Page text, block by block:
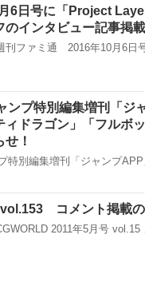
6日号に「Project
インタビュー記事掲
刊ファミ通 2016年10月6日
ンプ特別編集増刊「ジ
ィドラゴン」「フルボ
！
特別編集増刊「ジャンプ
コメント掲載
2011年5月号